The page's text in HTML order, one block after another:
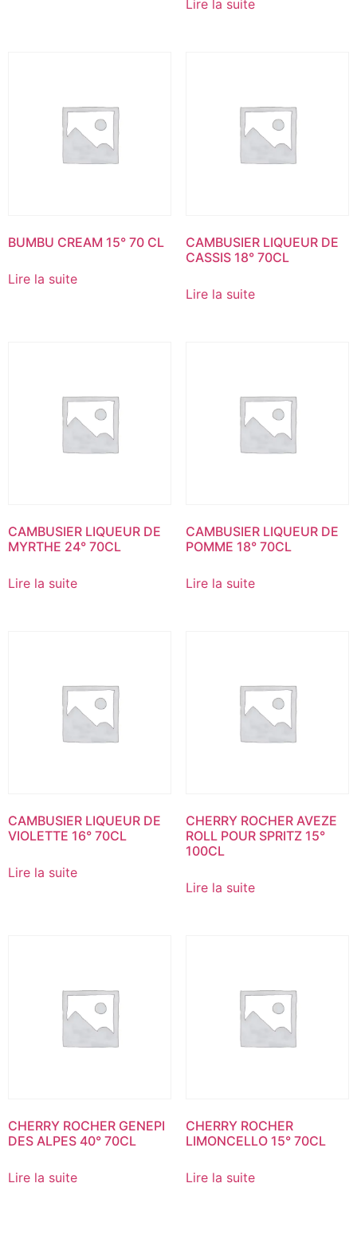
Lire la suite
BUMBU CREAM 15° 70 CL
Lire la suite
CAMBUSIER LIQUEUR DE
CASSIS 18° 70CL
Lire la suite
CAMBUSIER LIQUEUR DE
MYRTHE 24° 70CL
Lire la suite
CAMBUSIER LIQUEUR DE
POMME 18° 70CL
Lire la suite
CAMBUSIER LIQUEUR DE
VIOLETTE 16° 70CL
Lire la suite
CHERRY ROCHER AVEZE
ROLL POUR SPRITZ 15°
100CL
Lire la suite
CHERRY ROCHER GENEPI
DES ALPES 40° 70CL
Lire la suite
CHERRY ROCHER
LIMONCELLO 15° 70CL
Lire la suite